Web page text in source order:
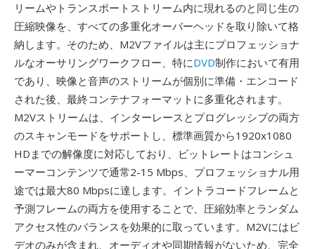
リームやトランスポートストリーム内に現れるのと同じ生の
圧縮映像を、すべての多重化オーバーヘッドを取り除いて格
納します。そのため、M2Vファイルは主にプロフェッショナ
ルなオーサリングワークフロー、特にDVD制作において有用
であり、映像と音声のストリームが個別に準備・エンコード
された後、最終コンテナフォーマットに多重化されます。
M2Vストリームは、インターレースとプログレッシブの両方
のスキャンモードをサポートし、標準画質から1920x1080
HDまでの解像度に対応しており、ビットレートはコンシュ
ーマーコンテンツで通常2-15 Mbps、プロフェッショナル用
途では最大80 Mbpsに達します。イントラコードフレームと
予測フレームの両方を使用することで、圧縮効率とランダム
アクセス性のバランスを効果的に取っています。M2Vにはビ
デオのみが含まれ、オーディオや同期情報がないため、完全